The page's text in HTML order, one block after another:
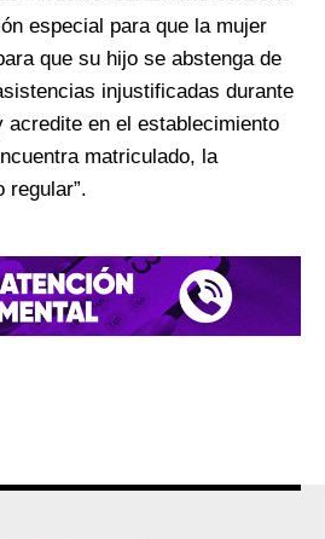
especial para que la mujer
que su hijo se abstenga de
injustificadas durante
en el establecimiento
matriculado, la
regular”.